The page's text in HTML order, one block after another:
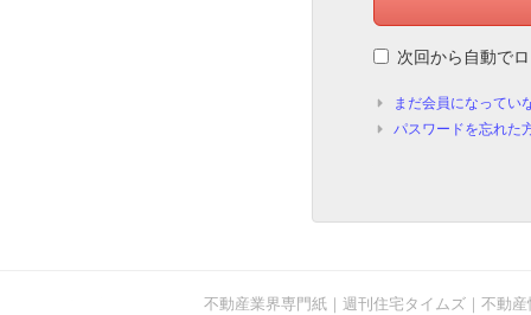
次回から自動で
まだ会員になってい
パスワードを忘れた
不動産業界専門紙｜週刊住宅タイムズ｜不動